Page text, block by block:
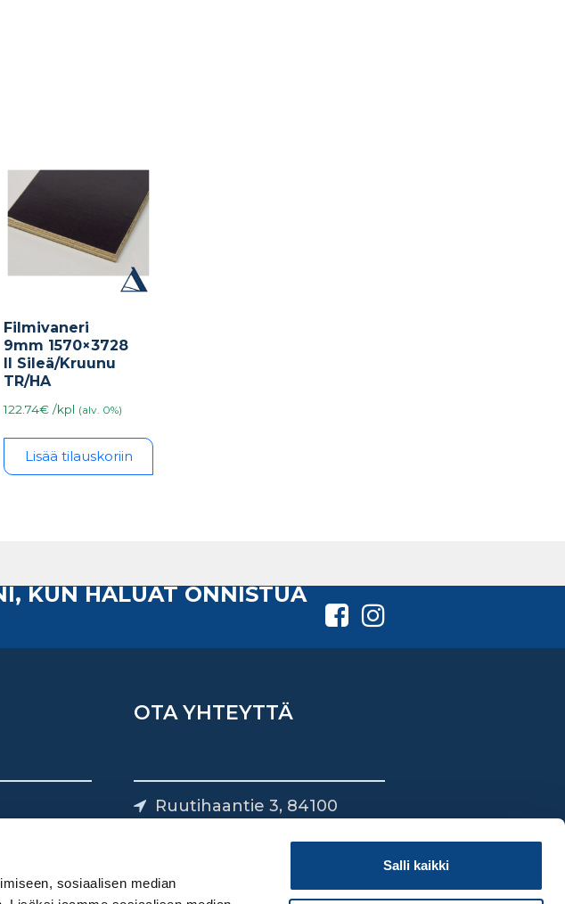
sosiaalisen median
Salli kaikki
Filmivaneri
9mm 1570×3728
II Sileä/Kruunu
TR/HA
122.74€ /kpl (alv. 0%)
Lisää tilauskoriin
KUN HALUAT ONNISTUA
OTA YHTEYTTÄ
Ruutihaantie 3, 84100